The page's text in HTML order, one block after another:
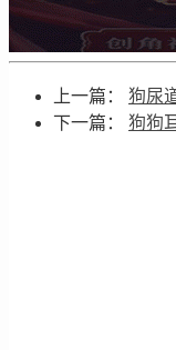
上一篇： 狗尿
下一篇： 狗狗